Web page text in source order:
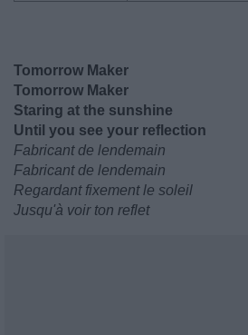
Tomorrow Maker
Tomorrow Maker
Staring at the sunshine
Until you see your reflection
Fabricant de lendemain
Fabricant de lendemain
Regardant fixement le soleil
Jusqu'à voir ton reflet